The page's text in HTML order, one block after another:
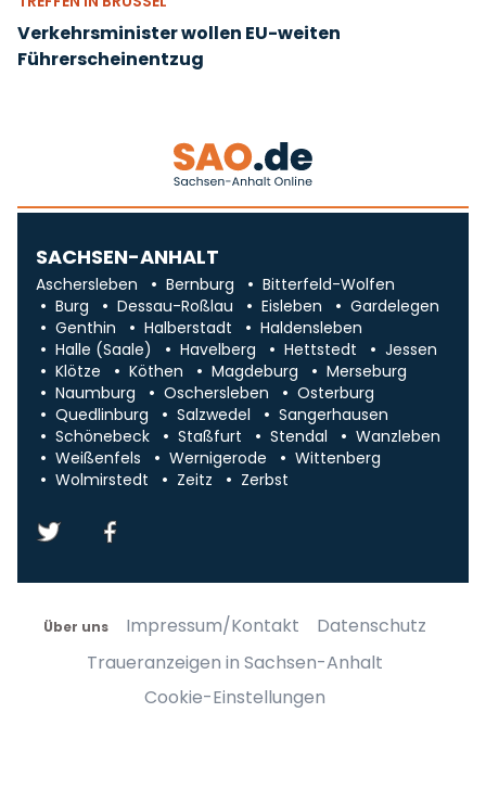
Verkehrsminister wollen EU-weiten
Führerscheinentzug
SACHSEN-ANHALT
Aschersleben Bernburg
Bitterfeld-Wolfen
Burg
Dessau-Roßlau Eisleben
Gardelegen
Genthin
Halberstadt
Haldensleben
Halle (Saale)
Havelberg Hettstedt
Jessen
Klötze
Köthen Magdeburg
Merseburg
Naumburg
Oschersleben
Osterburg
Quedlinburg
Salzwedel
Sangerhausen
Schönebeck
Staßfurt Stendal
Wanzleben
Weißenfels
Wernigerode
Wittenberg
Wolmirstedt
Zeitz Zerbst
Über uns Impressum/Kontakt
Datenschutz
Traueranzeigen in Sachsen-Anhalt
Cookie-Einstellungen